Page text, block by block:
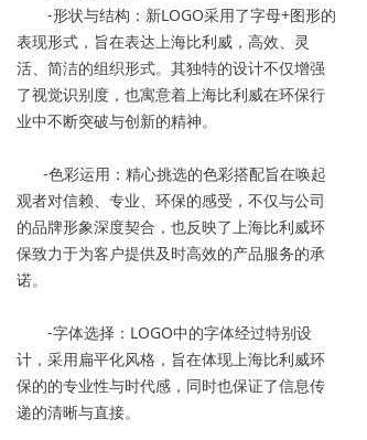
-形状与结构：新LOGO采用了字母+图形的
表现形式，旨在表达上海比利威，高效、灵
活、简洁的组织形式。其独特的设计不仅增强
了视觉识别度，也寓意着上海比利威在环保行
业中不断突破与创新的精神。
-色彩运用：精心挑选的色彩搭配旨在唤起
观者对信赖、专业、环保的感受，不仅与公司
的品牌形象深度契合，也反映了上海比利威环
保致力于为客户提供及时高效的产品服务的承
诺。
-字体选择：LOGO中的字体经过特别设
计，采用扁平化风格，旨在体现上海比利威环
保的的专业性与时代感，同时也保证了信息传
递的清晰与直接。